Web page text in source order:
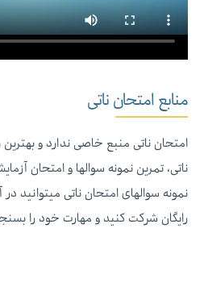
منابع امتحان ناتی
امتحان ناتی منبع خاصی ندارد و
ناتی، تمرین نمونه سوالها و امتحان
نمونه سوالهای امتحان ناتی میتوانید
رایگان شرکت کنید و مهارت خود را